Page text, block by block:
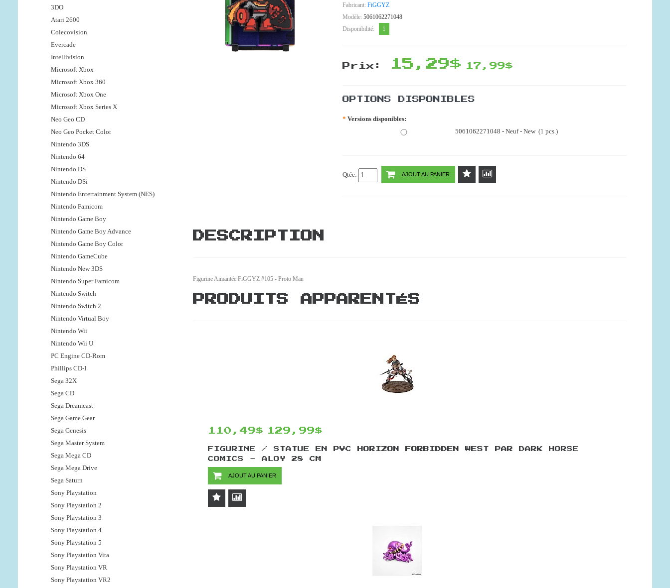
Fabricant: FiGGYZ
Modèle: 5061062271048
Disponibilité:
1
Prix: 15,29$ 17,99$
OPTIONS DISPONIBLES
* Versions disponibles:
5061062271048 - Neuf - New (1 pcs.)
Qtée: AJOUT AU PANIER
DESCRIPTION
Figurine Aimantée FiGGYZ #105 - Proto Man
PRODUITS APPARENTÉS
110,49$ 129,99$
FIGURINE / STATUE EN PVC HORIZON FORBIDDEN WEST PAR DARK HORSE
COMICS - ALOY 28 CM
AJOUT AU PANIER
3DO
Atari 2600
Colecovision
Evercade
Intellivision
Microsoft Xbox
Microsoft Xbox 360
Microsoft Xbox One
Microsoft Xbox Series X
Neo Geo CD
Neo Geo Pocket Color
Nintendo 3DS
Nintendo 64
Nintendo DS
Nintendo DSi
Nintendo Entertainment System (NES)
Nintendo Famicom
Nintendo Game Boy
Nintendo Game Boy Advance
Nintendo Game Boy Color
Nintendo GameCube
Nintendo New 3DS
Nintendo Super Famicom
Nintendo Switch
Nintendo Switch 2
Nintendo Virtual Boy
Nintendo Wii
Nintendo Wii U
PC Engine CD-Rom
Phillips CD-I
Sega 32X
Sega CD
Sega Dreamcast
Sega Game Gear
Sega Genesis
Sega Master System
Sega Mega CD
Sega Mega Drive
Sega Saturn
Sony Playstation
Sony Playstation 2
Sony Playstation 3
Sony Playstation 4
Sony Playstation 5
Sony Playstation Vita
Sony Playstation VR
Sony Playstation VR2